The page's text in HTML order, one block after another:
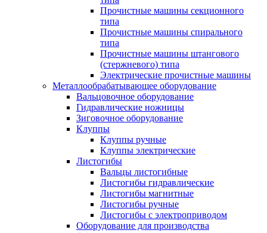
Прочистные машины секционного
типа
Прочистные машины спирального
типа
Прочистные машины штангового
(стержневого) типа
Электрические прочистные машины
Металлообрабатывающее оборудование
Вальцовочное оборудование
Гидравлические ножницы
Зиговочное оборудование
Клуппы
Клуппы ручные
Клуппы электрические
Листогибы
Вальцы листогибные
Листогибы гидравлические
Листогибы магнитные
Листогибы ручные
Листогибы с электроприводом
Оборудование для производства